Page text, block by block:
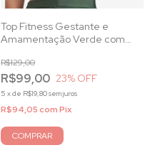
Top Fitness Gestante e
Amamentação Verde com
Reforçado
R$99,00
R$129,00
23% OFF
5 xde R$19,80sem juros
R$94,05comPix
COMPRAR